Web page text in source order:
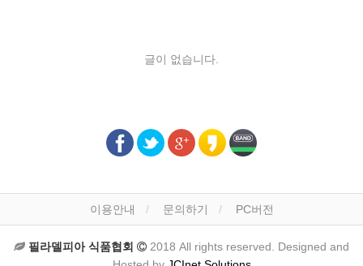
글이 없습니다.
이용안내 문의하기 PC버전
필라델피아 식품협회
2018 All rights reserved. Designed and